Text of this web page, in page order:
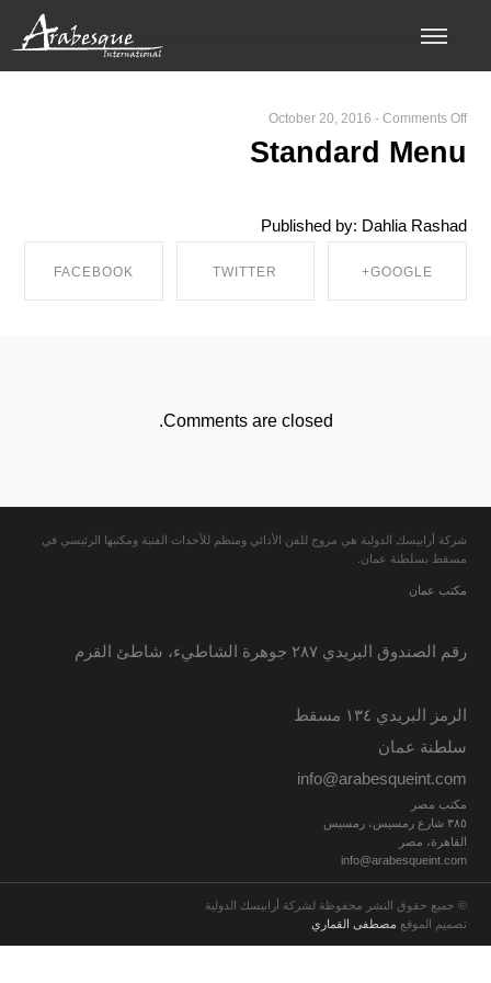
October 20, 2016 - Comments Off
on
StandardStandard Menu
Published by: Dahlia Rashad
FACEBOOK TWITTER GOOGLE+
Comments are closed.
شركة أرابيسك الدولية هي مروج للفن الأدائي ومنظم للأحداث الفنية ومكتبها الرئيسي في
مسقط بسلطنة عمان.
مكتب عمان
رقم الصندوق البريدي ٢٨٧ جوهرة الشاطيء، شاطئ القرم
الرمز البريدي ١٣٤ مسقط
سلطنة عمان
info@arabesqueint.com
مكتب مصر
٣٨٥ شارع رمسيس، رمسيس
القاهرة، مصر
info@arabesqueint.com
© جميع حقوق النشر محفوظة لشركة أرابيسك الدولية
تصميم الموقع مصطفى القماري